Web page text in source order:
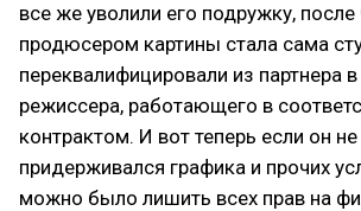
все же уволили его подружку, после
продюсером картины стала сама
переквалифицировали из партнера
режиссера, работающего в
контрактом. И вот теперь если он не
придерживался графика и прочих
можно было лишить всех прав на